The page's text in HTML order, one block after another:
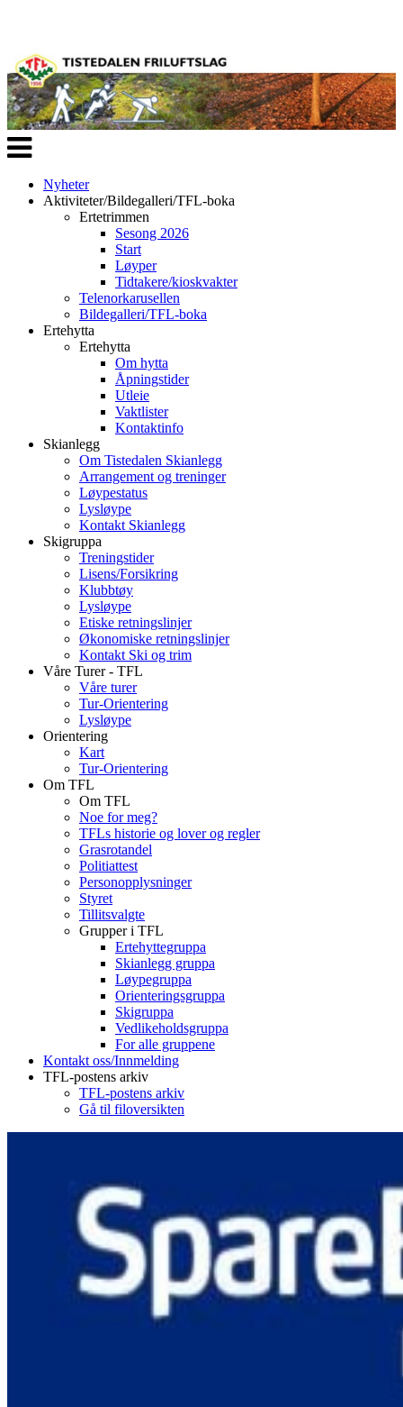
Veksle
navigasjon
Nyheter
Aktiviteter/Bildegalleri/TFL-boka
Ertetrimmen
Sesong 2026
Start
Løyper
Tidtakere/kioskvakter
Telenorkarusellen
Bildegalleri/TFL-boka
Ertehytta
Ertehytta
Om hytta
Åpningstider
Utleie
Vaktlister
Kontaktinfo
Skianlegg
Om Tistedalen Skianlegg
Arrangement og treninger
Løypestatus
Lysløype
Kontakt Skianlegg
Skigruppa
Treningstider
Lisens/Forsikring
Klubbtøy
Lysløype
Etiske retningslinjer
Økonomiske retningslinjer
Kontakt Ski og trim
Våre Turer - TFL
Våre turer
Tur-Orientering
Lysløype
Orientering
Kart
Tur-Orientering
Om TFL
Om TFL
Noe for meg?
TFLs historie og lover og regler
Grasrotandel
Politiattest
Personopplysninger
Styret
Tillitsvalgte
Grupper i TFL
Ertehyttegruppa
Skianlegg gruppa
Løypegruppa
Orienteringsgruppa
Skigruppa
Vedlikeholdsgruppa
For alle gruppene
Kontakt oss/Innmelding
TFL-postens arkiv
TFL-postens arkiv
Gå til filoversikten